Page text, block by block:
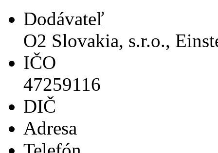
Dodávateľ
O2 Slovakia, s.r.o.,
IČO
47259116
DIČ
Adresa